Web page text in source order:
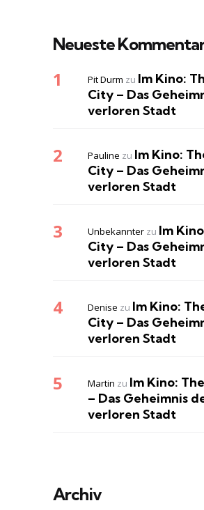
Neueste
Pit Durm zu Im Kino:
City – Das
verloren Stadt
Pauline zu Im Kino:
City – Das
verloren Stadt
Unbekannter zu Im
City – Das
verloren Stadt
Denise zu Im Kino:
City – Das
verloren Stadt
Martin zu Im Kino:
– Das Geheimnis
verloren Stadt
Archiv